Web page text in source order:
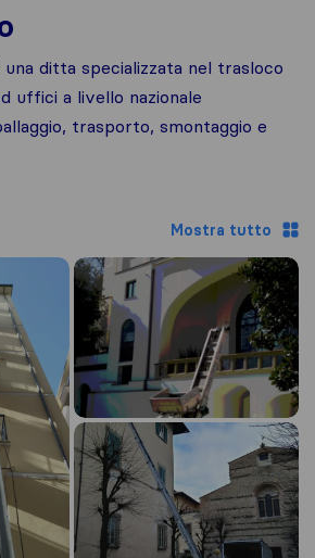
una ditta specializzata nel trasloco
uffici a livello nazionale
trasporto, smontaggio e
Mostra tutto